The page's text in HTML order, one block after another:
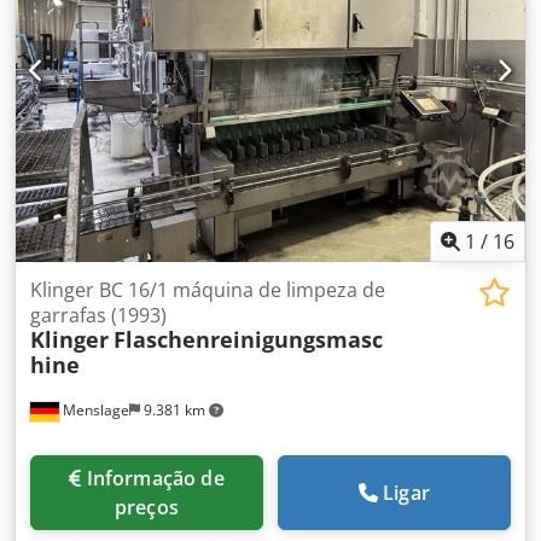
1 / 16
Menslage 9.381 km
Klinger BC 16/1 máquina de limpeza de
garrafas (1993)
Klinger Flaschenreinigungsmasc
hine
preços
Ligar